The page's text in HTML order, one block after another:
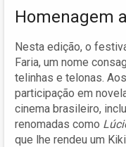
Homenagem
Nesta edição, o
Faria, um nome
telinhas e telonas.
participação em
cinema brasileiro,
renomadas como
que lhe rendeu um